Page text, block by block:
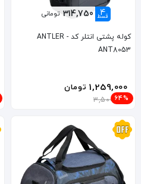
4
قسط 314,750 تومانی
کوله پشتی انتلر کد ANTLER -
ANT8053
1,259,000 تومان
3,500,000
64%